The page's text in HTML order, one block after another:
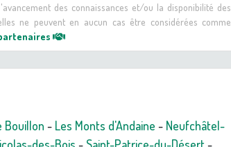
des connaissances et/ou la disponibilité des
ne peuvent en aucun cas être considérées comme
Bouillon - Les Monts d'Andaine - Neufchâtel-